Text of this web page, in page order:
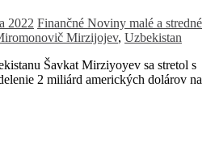
2022 Finančné Noviny malé a stredné
Mirzijojev, Uzbekistan
Šavkat Mirziyoyev sa stretol s
2 miliárd amerických dolárov na